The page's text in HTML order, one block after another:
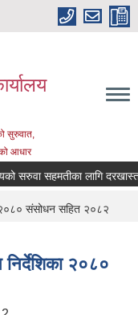
सुरुवात,
आधार
सरुवा सहमतीका लागि दरखास्त
२०८० संसोधन सहित २०८२
निर्देशिका २०८०